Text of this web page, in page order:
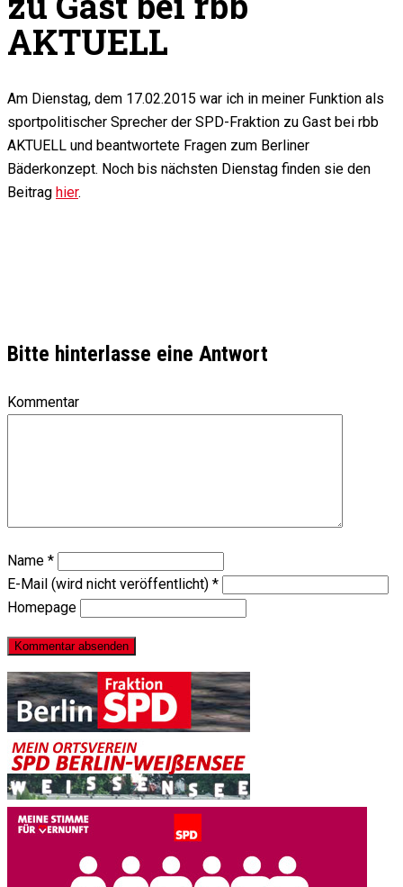
AKTUELL
Am Dienstag, dem 17.02.2015 war ich in meiner Funktion als
sportpolitischer Sprecher der SPD-Fraktion zu Gast bei rbb
AKTUELL und beantwortete Fragen zum Berliner
Bäderkonzept. Noch bis nächsten Dienstag finden sie den
Beitrag hier.
Bitte hinterlasse eine Antwort
Kommentar
Name *
E-Mail (wird nicht veröffentlicht) *
Homepage